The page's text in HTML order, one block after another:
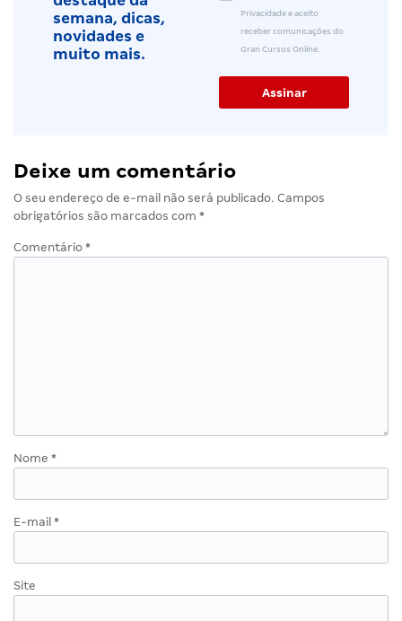
semana, dicas,
novidades e
muito mais.
Privacidade e aceito
receber comunicações do
Gran Cursos Online.
Deixe um comentário
O seu endereço de e-mail não será publicado. Campos
obrigatórios são marcados com *
Comentário *
Nome *
E-mail *
Site